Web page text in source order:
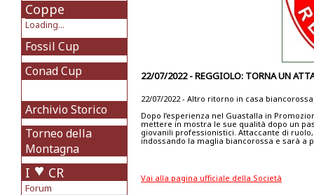
Coppe
Loading...
Fossil Cup
Conad Cup
Archivio Storico
Torneo della
Montagna
I CR
Forum
22/07/2022 - REGGIOLO: TORNA UN
22/07/2022 - Altro ritorno in casa
Dopo l’esperienza nel Guastalla in
mettere in mostra le sue qualità dopo un
giovanili professionistici. Attaccante di
indossando la maglia biancorossa e sarà a
Vai alla pagina ufficiale della Società